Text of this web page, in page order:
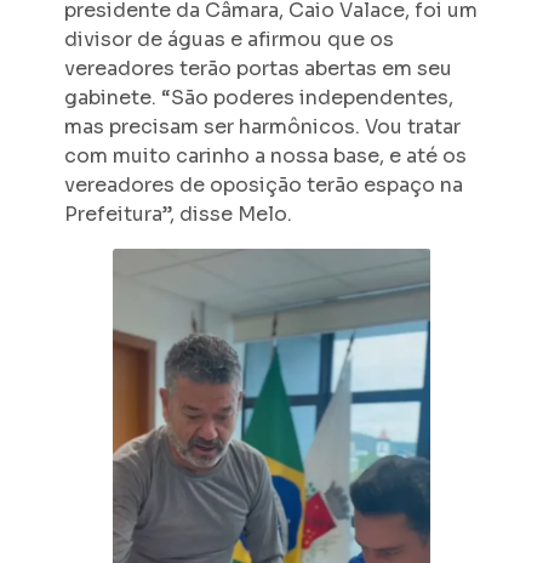
presidente da Câmara, Caio Valace, foi um
divisor de águas e afirmou que os
vereadores terão portas abertas em seu
gabinete. “São poderes independentes,
mas precisam ser harmônicos. Vou tratar
com muito carinho a nossa base, e até os
vereadores de oposição terão espaço na
Prefeitura”, disse Melo.